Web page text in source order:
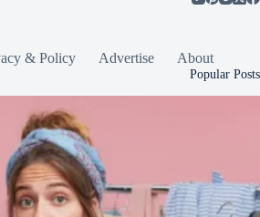
About
Advertise
& Policy
Popular Posts